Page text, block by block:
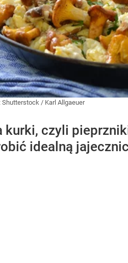
Shutterstock / Karl Allgaeuer
kurki, czyli
idealną